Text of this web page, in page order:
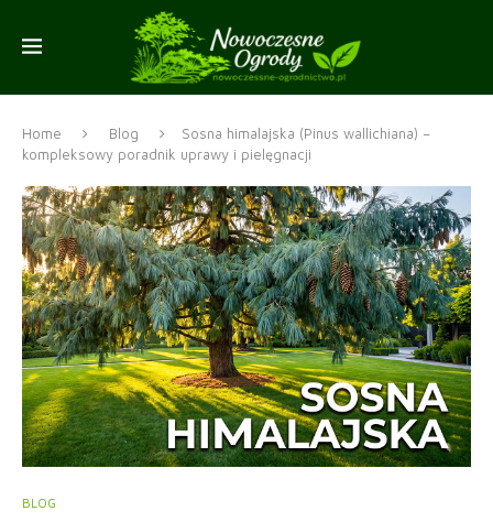
Home Blog
Sosna himalajska (Pinus wallichiana) –
kompleksowy poradnik uprawy i pielęgnacji
BLOG